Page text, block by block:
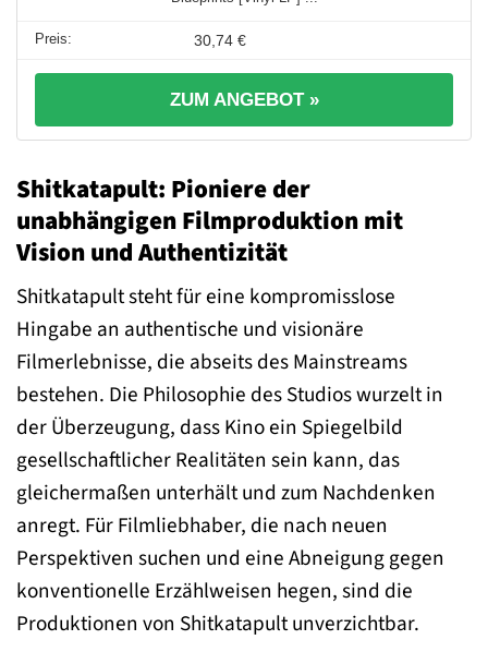
30,74 €
ZUM ANGEBOT »
Shitkatapult: Pioniere der
unabhängigen Filmproduktion mit
Vision und Authentizität
Shitkatapult steht für eine kompromisslose
Hingabe an authentische und visionäre
Filmerlebnisse, die abseits des Mainstreams
bestehen. Die Philosophie des Studios wurzelt in
der Überzeugung, dass Kino ein Spiegelbild
gesellschaftlicher Realitäten sein kann, das
gleichermaßen unterhält und zum Nachdenken
anregt. Für Filmliebhaber, die nach neuen
Perspektiven suchen und eine Abneigung gegen
konventionelle Erzählweisen hegen, sind die
Produktionen von Shitkatapult unverzichtbar.